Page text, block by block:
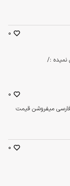
نمیده :/
0
میفروشن قیمت
0
0